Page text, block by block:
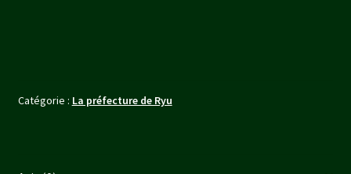
Catégorie : La préfecture de Ryu